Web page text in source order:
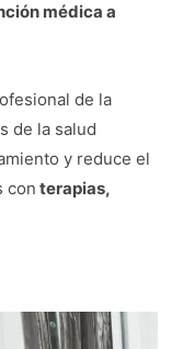
médica a
de la
de la salud
y reduce el
con terapias,